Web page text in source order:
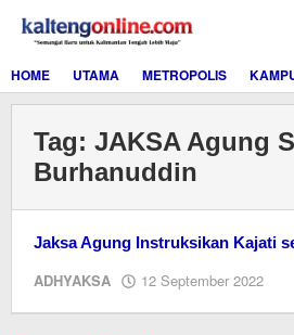
konten
HOME
UTAMA METROPOLIS
Tag: JAKSA Agung
Burhanuddin
Jaksa Agung Instruksikan Kajati
ADHYAKSA 12 September 2022